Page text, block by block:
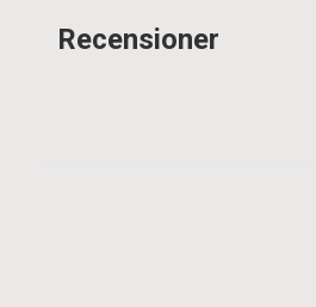
Recensioner